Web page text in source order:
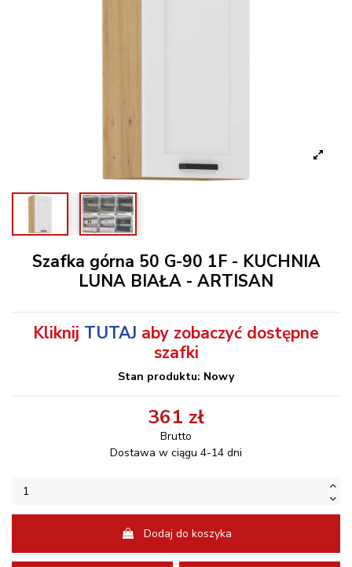
Szafka górna 50 G-90 1F - KUCHNIA
LUNA BIAŁA - ARTISAN
Kliknij TUTAJ aby zobaczyć dostępne
szafki
Stan produktu: Nowy
361 zł
Brutto
Dostawa w ciągu 4-14 dni
Dodaj do koszyka